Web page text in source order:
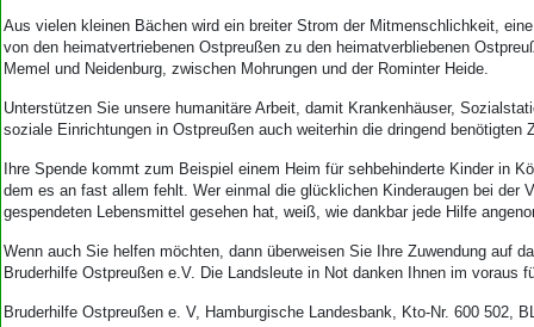
Aus vielen kleinen Bächen wird ein breiter Strom der Mitmenschlichkeit,
von den heimatvertriebenen Ostpreußen zu den heimatverbliebenen
Memel und Neidenburg, zwischen Mohrungen und der Rominter Heide.
Unterstützen Sie unsere humanitäre Arbeit, damit Krankenhäuser,
soziale Einrichtungen in Ostpreußen auch weiterhin die dringend benötigten
Ihre Spende kommt zum Beispiel einem Heim für sehbehinderte Kinder in
dem es an fast allem fehlt. Wer einmal die glücklichen Kinderaugen bei der
gespendeten Lebensmittel gesehen hat, weiß, wie dankbar jede Hilfe
Wenn auch Sie helfen möchten, dann überweisen Sie Ihre Zuwendung auf
Bruderhilfe Ostpreußen e.V. Die Landsleute in Not danken Ihnen im voraus
Bruderhilfe Ostpreußen e. V, Hamburgische Landesbank, Kto-Nr. 600 502,